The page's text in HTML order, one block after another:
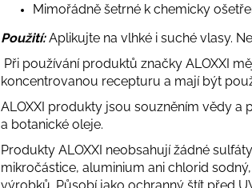
Mimořádně šetrné k chemicky
Použití: Aplikujte na vlhké i suché vlasy.
Při používání produktů značky ALOXXI
koncentrovanou recepturu a mají být
ALOXXI produkty jsou souzněním vědy a
a botanické oleje.
Produkty ALOXXI neobsahují žádné
mikročástice, aluminium ani chlorid
výrobků. Působí jako ochranný štít před